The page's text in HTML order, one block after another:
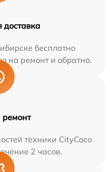
доставка
бесплатно
на ремонт и обратно.
техники CityCoco
2 часов.